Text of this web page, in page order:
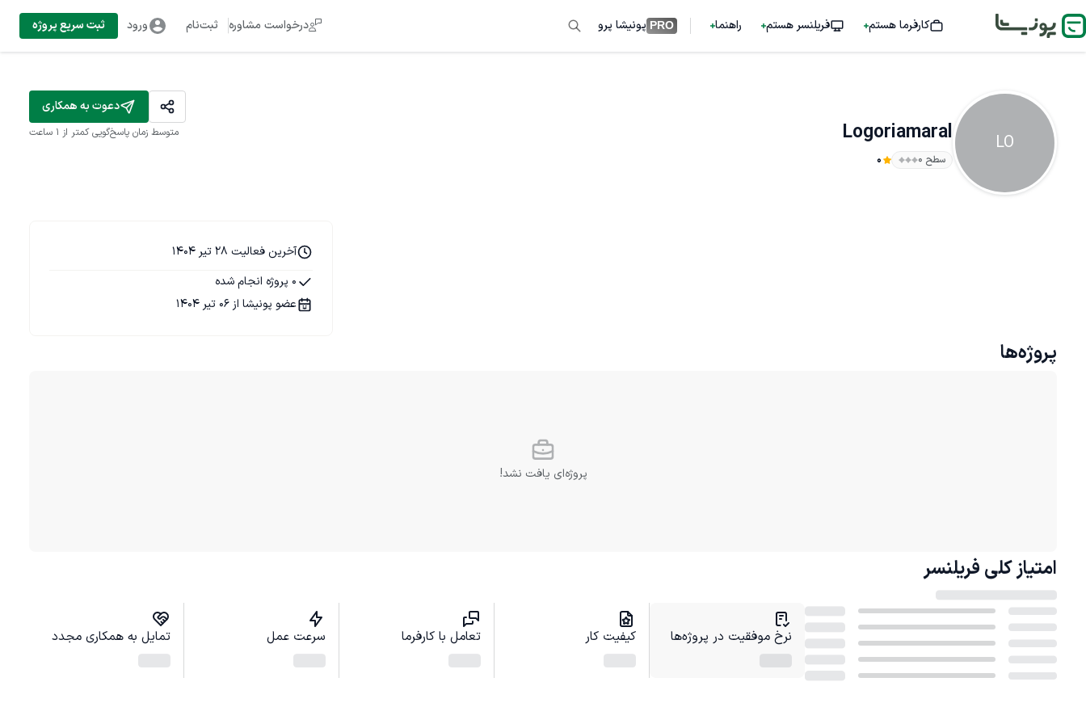
کارفرما هستم فریلنسر هستم راهنما PRO پونیشا پرو درخواست مشاوره ثبت‌نام ورود ثبت سریع پروژه
LO
Logoriamaral
سطح ۰ 0
دعوت به همکاری
متوسط زمان پاسخ‌گویی کمتر از 1 ساعت
آخرین فعالیت 28 تیر 1404
0 پروژه انجام شده
عضو پونیشا از 06 تیر 1404
پروژه‌ها
پروژه‌ای یافت نشد!
امتیاز کلی فریلنسر
نرخ موفقیت در پروژه‌ها کیفیت کار تعامل با کارفرما سرعت عمل تمایل به همکاری مجدد